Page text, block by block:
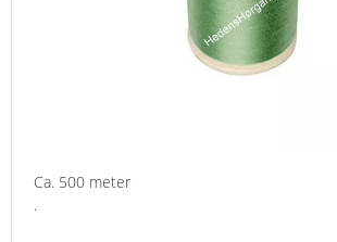
Ca. 500 meter
.